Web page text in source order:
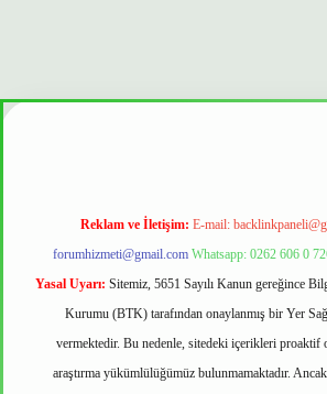
güvenilir mi
Reklam ve İletişim: E-mail:
forumhizmeti@gmail.com Whatsapp: 0262 606 0
Yasal Uyarı: Sitemiz, 5651 Sayılı Kanun gereğince
Kurumu (BTK) tarafından onaylanmış bir Yer
vermektedir. Bu nedenle, sitedeki içerikleri proaktif
araştırma yükümlülüğümüz bulunmamaktadır.